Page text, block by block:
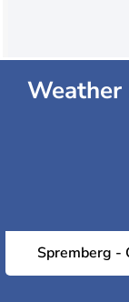
Weather
Spremberg -